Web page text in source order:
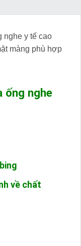
nghe y tế cao
màng phù hợp
ống nghe
về chất